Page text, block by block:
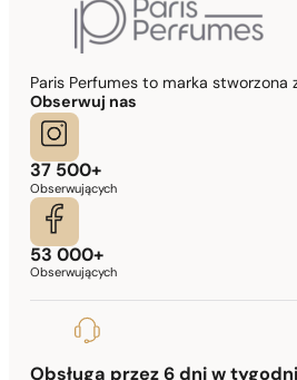
Paris Perfumes to marka stworzona
Obserwuj nas
37 500+
Obserwujących
53 000+
Obserwujących
Obsługa przez 6 dni w